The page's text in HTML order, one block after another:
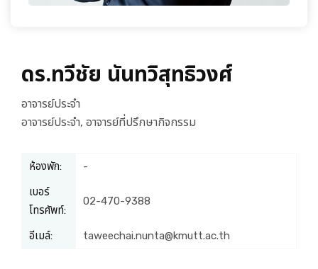
ดร.ทวีชัย นันทวิสุทธิวงศ์
อาจารย์ประจำ
อาจารย์ประจำ, อาจารย์ที่ปรึกษากิจกรรม
ห้องพัก:
-
เบอร์
โทรศัพท์:
02-470-9388
อีเมล์: taweechai.nunta@kmutt.ac.th